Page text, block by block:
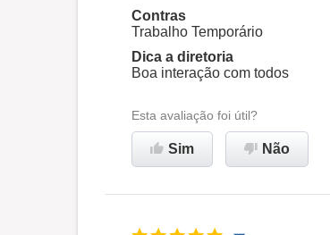
Recomenda esta empresa
Contras
Trabalho Temporário
Dica a diretoria
Boa interação com todos
Esta avaliação foi útil?
Sim Não